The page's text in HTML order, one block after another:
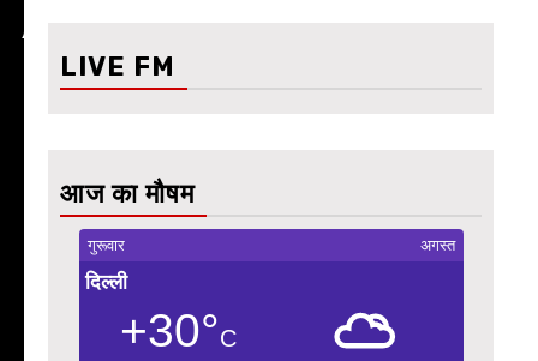
LIVE FM
आज का मौषम
गुरूवार अगस्त
दिल्ली
+30°C